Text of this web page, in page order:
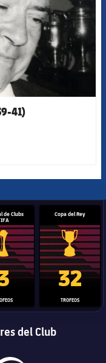
41)
Campeones
de Clubs
Trofeo del Mundial de
Copa del Rey
Copa del
32
TROFEOS
del Club